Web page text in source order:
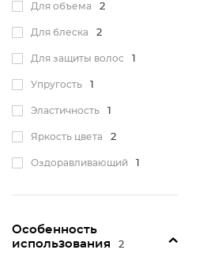
Для объема 2
Для блеска 2
Для защиты волос 1
Упругость 1
Эластичность 1
Яркость цвета 2
Оздоравливающий 1
Особенность
использования
2